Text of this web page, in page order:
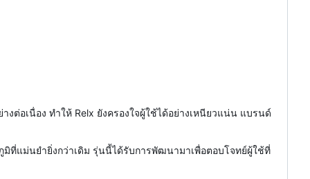
ต่อเนื่อง ทำให้ Relx ยังครองใจผู้ใช้ได้อย่างเหนียวแน่น แบรนด์
แม่นยำยิ่งกว่าเดิม รุ่นนี้ได้รับการพัฒนามาเพื่อตอบโจทย์ผู้ใช้ที่